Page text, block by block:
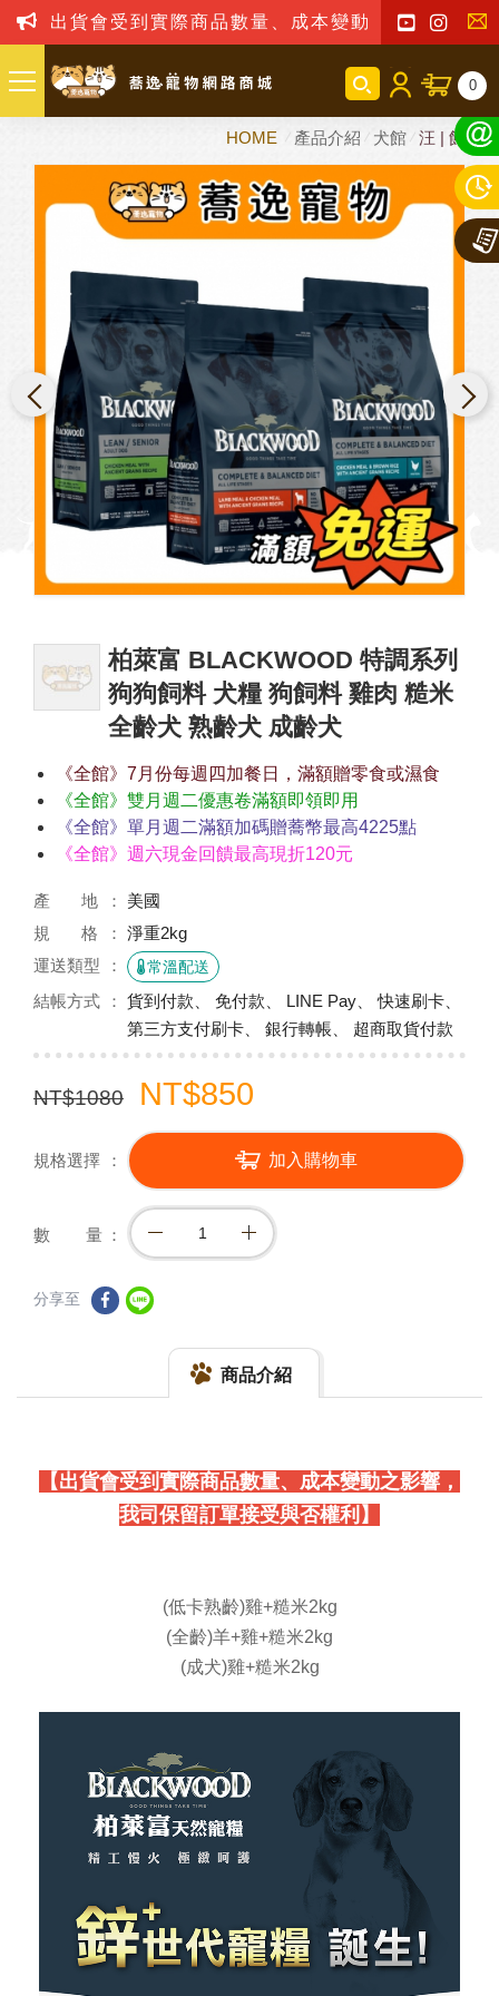
出貨會受到實際商品數量、成本變動之影響，我
聯
我
們
0
HOME 產品介紹 犬館 汪 | 飼料
柏萊富 BLACKWOOD 特調系列
狗狗飼料 犬糧 狗飼料 雞肉 糙米
全齡犬 熟齡犬 成齡犬
《全館》7月份每週四加餐日，滿額贈零食或濕食
《全館》雙月週二優惠卷滿額即領即用
《全館》單月週二滿額加碼贈蕎幣最高4225點
《全館》週六現金回饋最高現折120元
產 地
美國
規 格
淨重2kg
運送類型
常溫配送
結帳方式
貨到付款、 免付款、 LINE Pay、 快速刷卡、
第三方支付刷卡、 銀行轉帳、 超商取貨付款
NT$1080 NT$850
規格選擇 加入購物車
數 量
分享至
商品介紹
【出貨會受到實際商品數量、成本變動之影響，
我司保留訂單接受與否權利】
(低卡熟齡)雞+糙米2kg
(全齡)羊+雞+糙米2kg
(成犬)雞+糙米2kg